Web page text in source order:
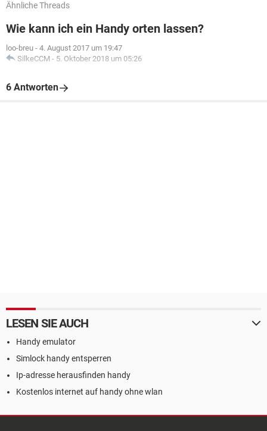
Ähnliche Threads
Wie kann ich ein Handy orten lassen?
loo-breu - 4. August 2017 um 19:47
SilkeCCM - 5. Oktober 2018 um 05:26
6 Antworten
LESEN SIE AUCH
Handy emulator
Simlock handy entsperren
Ip-adresse herausfinden handy
Kostenlos internet auf handy ohne wlan